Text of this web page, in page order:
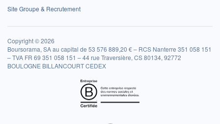
Site Groupe & Recrutement
Copyright © 2026
Boursorama, SA au capital de 53 576 889,20 € – RCS Nanterre 351 058 151
– TVA FR 69 351 058 151 – 44 rue Traversière, CS 80134, 92772
BOULOGNE BILLANCOURT CEDEX